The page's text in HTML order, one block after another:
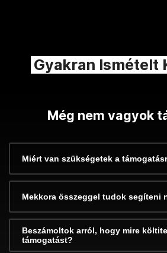
Gyakran Ismételt
Még nem vagyok
Miért van szükségetek a
Mekkora összeggel tudok segíteni
Beszámoltok arról, hogy mire
támogatást?